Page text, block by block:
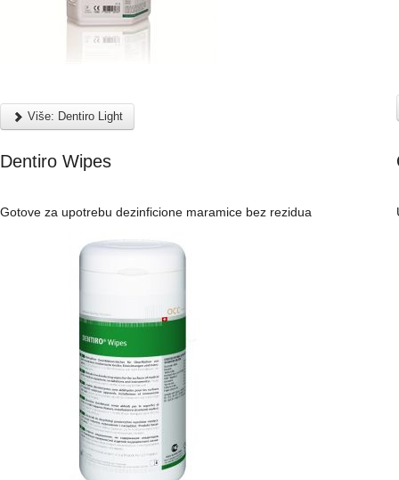
Više: Dentiro Light
Dentiro Wipes
Gotove za upotrebu dezinficione maramice bez rezidua